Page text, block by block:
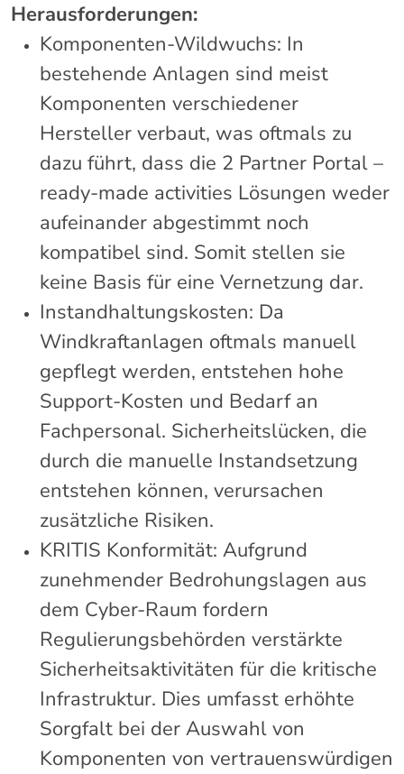
Herausforderungen:
Komponenten-Wildwuchs: In
bestehende Anlagen sind meist
Komponenten verschiedener
Hersteller verbaut, was oftmals zu
dazu führt, dass die 2 Partner Portal –
ready-made activities Lösungen weder
aufeinander abgestimmt noch
kompatibel sind. Somit stellen sie
keine Basis für eine Vernetzung dar.
Instandhaltungskosten: Da
Windkraftanlagen oftmals manuell
gepflegt werden, entstehen hohe
Support-Kosten und Bedarf an
Fachpersonal. Sicherheitslücken, die
durch die manuelle Instandsetzung
entstehen können, verursachen
zusätzliche Risiken.
KRITIS Konformität: Aufgrund
zunehmender Bedrohungslagen aus
dem Cyber-Raum fordern
Regulierungsbehörden verstärkte
Sicherheitsaktivitäten für die kritische
Infrastruktur. Dies umfasst erhöhte
Sorgfalt bei der Auswahl von
Komponenten von vertrauenswürdigen